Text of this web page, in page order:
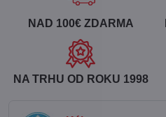
NAD 100€ ZDARMA
NA TRHU OD ROKU 1998